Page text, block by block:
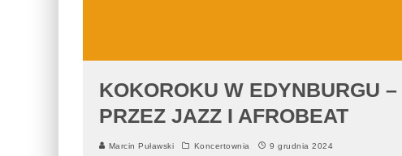
KOKOROKU W EDYNBURGU
PRZEZ JAZZ I AFROBEAT
Marcin Puławski Koncertownia 9 grudnia 2024